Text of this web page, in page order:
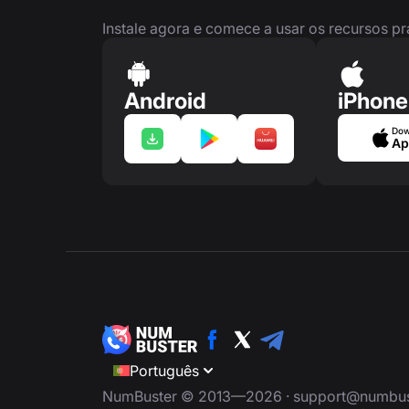
Instale agora e comece a usar os recursos
Android iPhone
Português
NumBuster © 2013—2026 ·